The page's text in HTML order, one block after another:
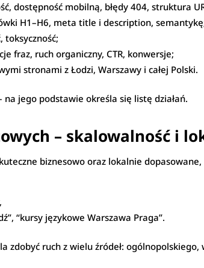
dostępność mobilną, błędy 404, struktura
H1–H6, meta title i description,
toksyczność;
fraz, ruch organiczny, CTR, konwersje;
stronami z Łodzi, Warszawy i całej Polski.
jego podstawie określa się listę działań.
– skalowalność i
biznesowo oraz lokalnie dopasowane,
“kursy językowe Warszawa Praga”.
zdobyć ruch z wielu źródeł: